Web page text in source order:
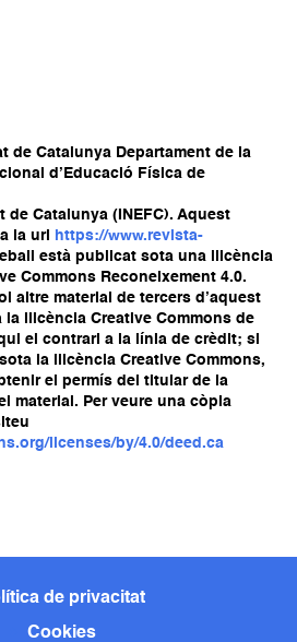
de Catalunya Departament de la
d’Educació Física de
Catalunya (INEFC). Aquest
la url
https://www.revista-
està publicat sota una llicència
Commons Reconeixement 4.0.
altre material de tercers d’aquest
llicència Creative Commons de
el contrari a la línia de crèdit; si
la llicència Creative Commons,
el permís del titular de la
material. Per veure una còpia
licenses/by/4.0/deed.ca
de privacitat
Cookies